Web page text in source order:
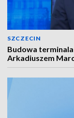
SZCZECIN
Budowa
Arkadiuszem